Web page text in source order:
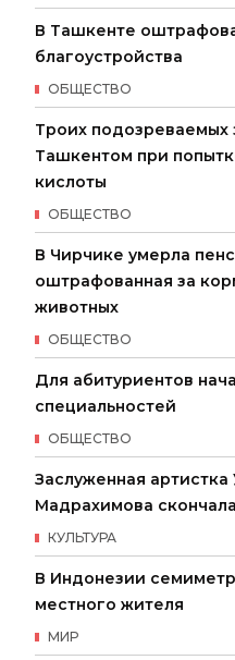
В Ташкенте
благоустройства
ОБЩЕСТВО
Троих
Ташкентом при
кислоты
ОБЩЕСТВО
В Чирчике умерла
оштрафованная за
животных
ОБЩЕСТВО
Для абитуриентов
специальностей
ОБЩЕСТВО
Заслуженная
Мадрахимова
КУЛЬТУРА
В Индонезии
местного жителя
МИР